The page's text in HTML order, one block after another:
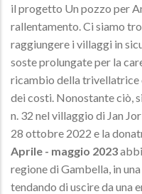
il progetto Un pozzo per
rallentamento. Ci siamo
raggiungere i villaggi in
soste prolungate per la
ricambio della trivellatrice
dei costi. Nonostante ciò,
n. 32 nel villaggio di Jan
28 ottobre 2022 e la
Aprile - maggio 2023
regione di Gambella, in
tendando di uscire da una